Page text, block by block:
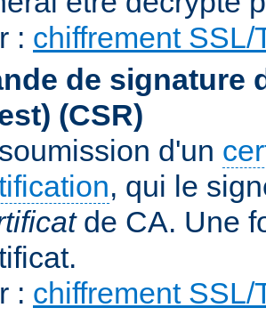
: chiffrement SSL/
de signature
(CSR)
d'un
, qui le
de CA. Une
: chiffrement SSL/